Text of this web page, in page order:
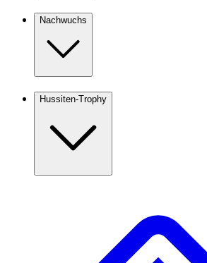
Nachwuchs
Hussiten-Trophy